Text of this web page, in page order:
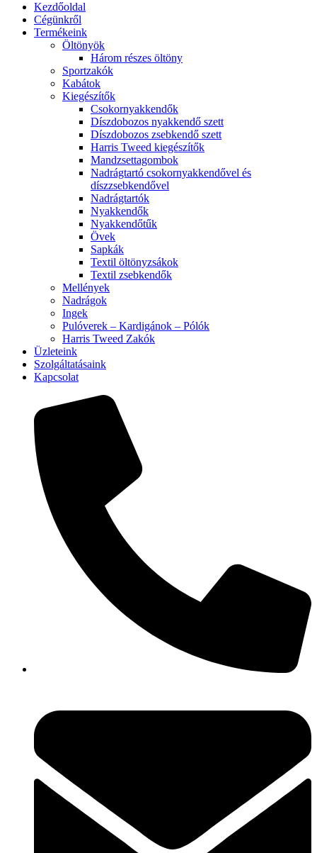
Kezdőoldal
Cégünkről
Termékeink
Öltönyök
Három részes öltöny
Sportzakók
Kabátok
Kiegészítők
Csokornyakkendők
Díszdobozos nyakkendő szett
Díszdobozos zsebkendő szett
Harris Tweed kiegészítők
Mandzsettagombok
Nadrágtartó csokornyakkendővel és
díszzsebkendővel
Nadrágtartók
Nyakkendők
Nyakkendőtűk
Övek
Sapkák
Textil öltönyzsákok
Textil zsebkendők
Mellények
Nadrágok
Ingek
Pulóverek – Kardigánok – Pólók
Harris Tweed Zakók
Üzleteink
Szolgáltatásaink
Kapcsolat